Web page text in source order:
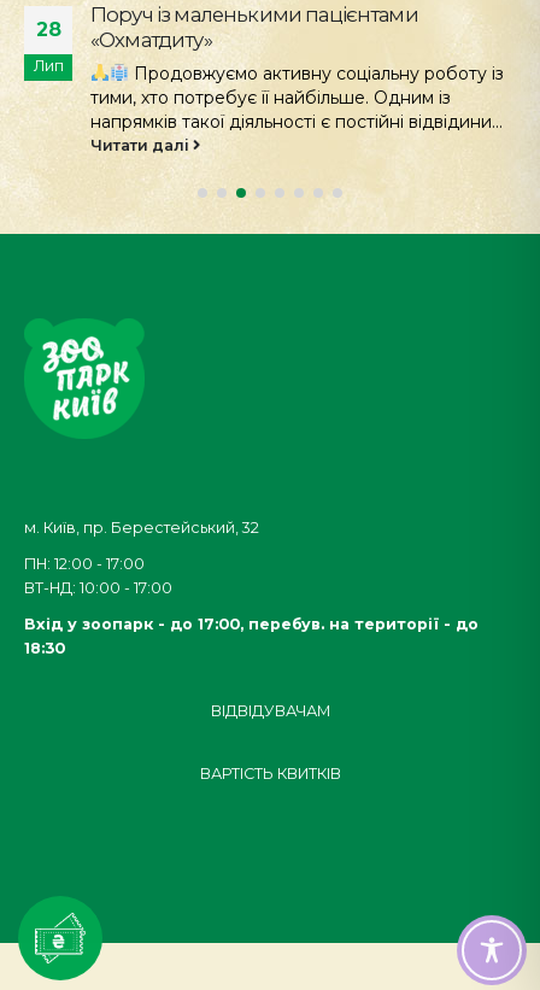
28
Лип
Поруч із маленькими пацієнтами
«Охматдиту»
Продовжуємо активну соціальну роботу із
тими, хто потребує її найбільше. Одним із
напрямків такої діяльності є постійні відвідини...
Читати далі
м. Київ, пр. Берестейський, 32
ПН: 12:00 - 17:00
ВТ-НД: 10:00 - 17:00
Вхід у зоопарк - до 17:00, перебув. на території - до
18:30
ВІДВІДУВАЧАМ
ВАРТІСТЬ КВИТКІВ